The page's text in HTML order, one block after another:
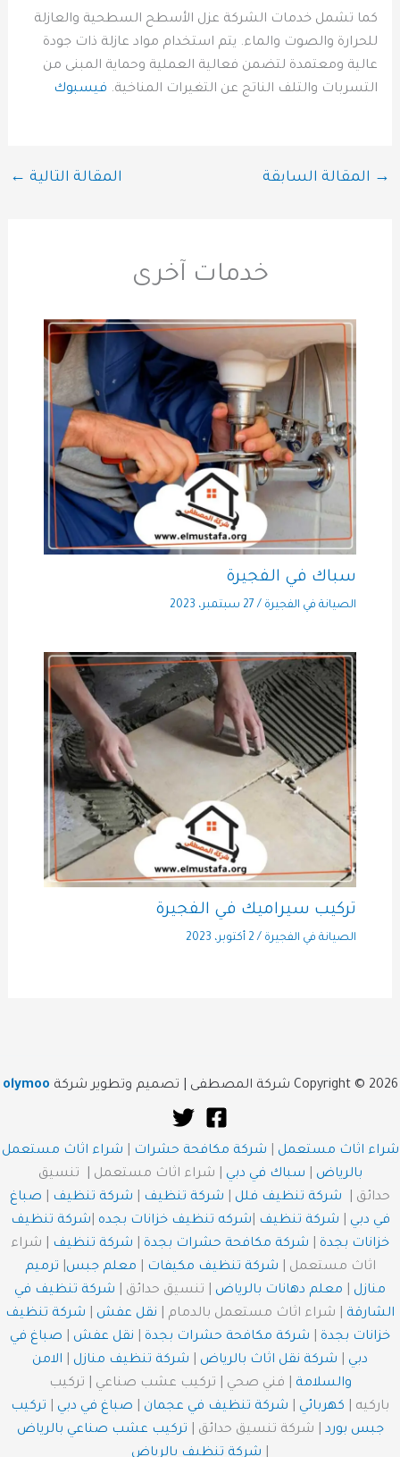
كما تشمل خدمات الشركة عزل الأسطح السطحية والعازلة
للحرارة والصوت والماء. يتم استخدام مواد عازلة ذات جودة
عالية ومعتمدة لتضمن فعالية العملية وحماية المبنى من
التسربات والتلف الناتج عن التغيرات المناخية. فيسبوك
→ المقالة السابقة المقالة التالية ←
خدمات آخرى
سباك في الفجيرة
الصيانة في الفجيرة / 27 سبتمبر، 2023
تركيب سيراميك في الفجيرة
الصيانة في الفجيرة / 2 أكتوبر، 2023
Copyright © 2026 شركة المصطفى | تصميم وتطوير شركة olymoo
شراء اثاث مستعمل شركة مكافحة حشرات
شراء اثاث مستعمل
بالرياض
سباك في دبي | شراء اثاث مستعمل | تنسيق
حدائق | شركة تنظيف فلل شركة تنظيف شركة تنظيف
صباغ
في دبي
شركة تنظيف شركه تنظيف خزانات بجده
شركة تنظيف
خزانات بجدة
شركة مكافحة حشرات بجدة شركة تنظيف
| شراء
اثاث مستعمل | شركة تنظيف مكيفات معلم جبس
ترميم
منازل
معلم دهانات بالرياض | تنسيق حدائق | شركة تنظيف في
الشارقة | شراء اثاث مستعمل بالدمام | نقل عفش
شركة تنظيف
خزانات بجدة
شركة مكافحة حشرات بجدة نقل عفش
صباغ في
دبي
شركة نقل اثاث بالرياض شركة تنظيف منازل
الامن
والسلامة | فني صحي | تركيب عشب صناعي | تركيب
باركيه | كهربائي شركة تنظيف في عجمان صباغ في دبي
تركيب
جبس بورد | شركة تنسيق حدائق | تركيب عشب صناعي بالرياض
شركة تنظيف بالرياض